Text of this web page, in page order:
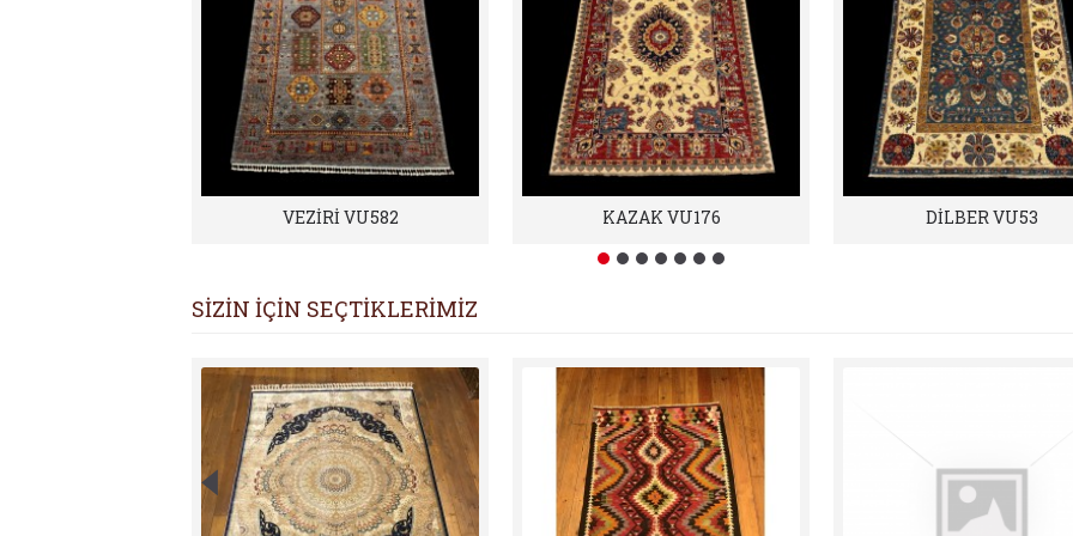
VEZİRİ VU582 KAZAK VU176 DİLBER VU53
SİZİN İÇİN SEÇTİKLERİMİZ